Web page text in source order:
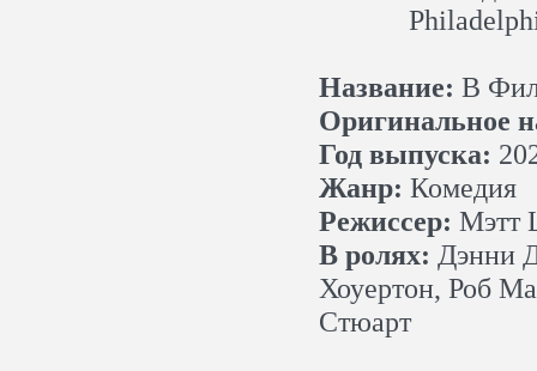
Название: В
Оригинальное
Год выпуска:
Жанр: Комедия
Режиссер: Мэтт
В ролях: Дэнни
Хоуертон, Роб
Стюарт